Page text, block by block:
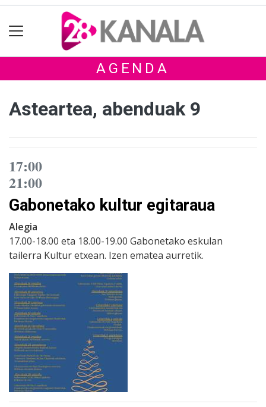
AGENDA
Asteartea, abenduak 9
17:00
21:00
Gabonetako kultur egitaraua
Alegia
17.00-18.00 eta 18.00-19.00 Gabonetako eskulan
tailerra Kultur etxean. Izen ematea aurretik.